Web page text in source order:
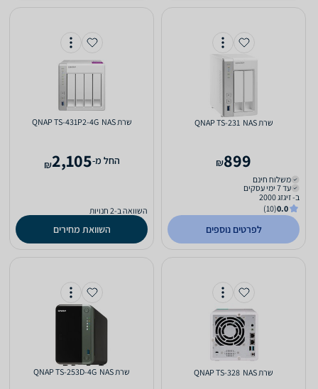
שרת NAS ‏ QNAP TS-231
899
₪
משלוח חינם
עד 7 ימי עסקים
ב- זיגזג 2000
0.0
(10)
לפרטים נוספים
שרת NAS ‏ QNAP TS-431P2-4G
‫החל מ-2,105
₪
השוואה ב-2 חנויות
השוואת מחירים
שרת NAS ‏ QNAP TS-328 שרת NAS ‏ QNAP TS-253D-4G